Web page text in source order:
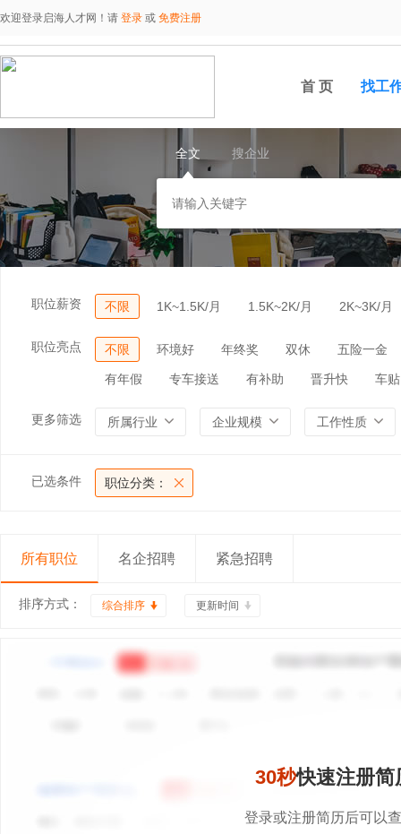
欢迎登录启海人才网！请 登录 或 免费注册
首 页 找工
全文 搜企业
职位薪资 不限 1K~1.5K/月 1.5K~2K/月 2K~3K/月
职位亮点 不限 环境好 年终奖 双休 五险一金
有年假 专车接送 有补助 晋升快 车贴
更多筛选 所属行业 企业规模 工作性质
已选条件 职位分类：
所有职位 名企招聘 紧急招聘
排序方式： 综合排序 更新时间
30秒快速注册简
登录或注册简历后可以